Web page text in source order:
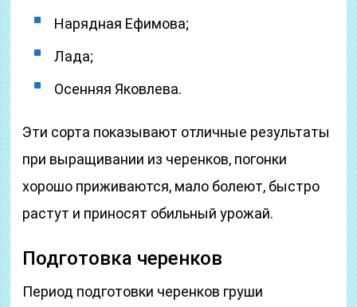
Нарядная Ефимова;
Лада;
Осенняя Яковлева.
Эти сорта показывают отличные результаты
при выращивании из черенков, погонки
хорошо приживаются, мало болеют, быстро
растут и приносят обильный урожай.
Подготовка черенков
Период подготовки черенков груши